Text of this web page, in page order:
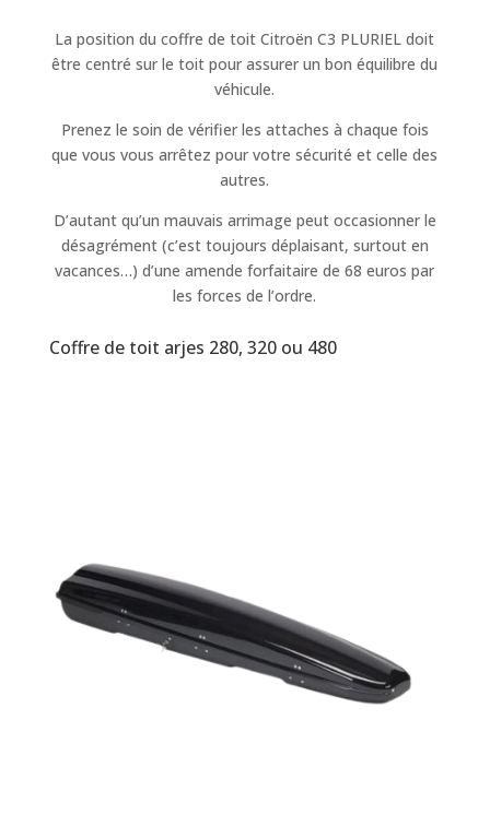
La position du coffre de toit Citroën C3 PLURIEL doit
être centré sur le toit pour assurer un bon équilibre du
véhicule.
Prenez le soin de vérifier les attaches à chaque fois
que vous vous arrêtez pour votre sécurité et celle des
autres.
D’autant qu’un mauvais arrimage peut occasionner le
désagrément (c’est toujours déplaisant, surtout en
vacances…) d’une amende forfaitaire de 68 euros par
les forces de l’ordre.
Coffre de toit arjes 280, 320 ou 480